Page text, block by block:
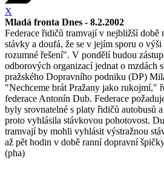
X
Mladá fronta Dnes - 8.2.2002
Federace řidičů tramvají v nejbližší době
stávky a doufá, že se v jejím sporu o
rozumné řešení". V pondělí budou
odborových organizací jednat o mzdách
pražského Dopravního podniku (DP)
"Nechceme brát Pražany jako rukojmí,"
federace Antonín Dub. Federace
byly srovnatelné s platy řidičů autobusů
proto vyhlásila stávkovou pohotovost.
tramvají by mohli vyhlásit výstražnou
až pět hodin v době ranní dopravní
(pha)